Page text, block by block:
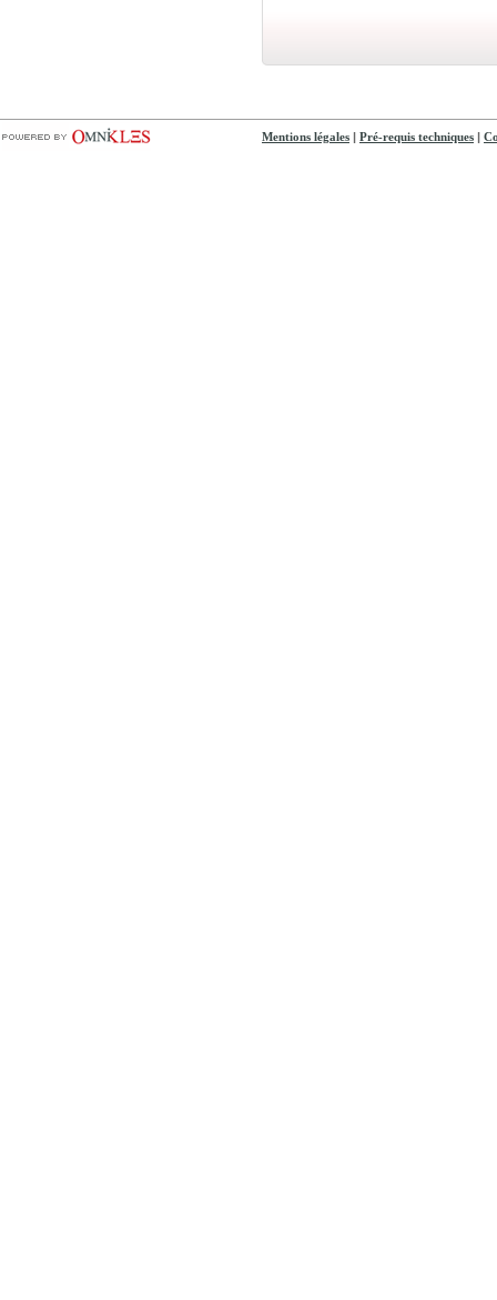
Mentions légales Pré-requis techniques